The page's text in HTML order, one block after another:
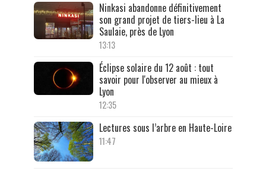
Ninkasi abandonne définitivement
son grand projet de tiers-lieu à La
Saulaie, près de Lyon
13:13
Éclipse solaire du 12 août : tout
savoir pour l'observer au mieux à
Lyon
12:35
Lectures sous l’arbre en Haute-Loire
11:47